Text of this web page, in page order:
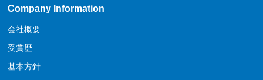
Company Information
会社概要
受賞歴
基本方針